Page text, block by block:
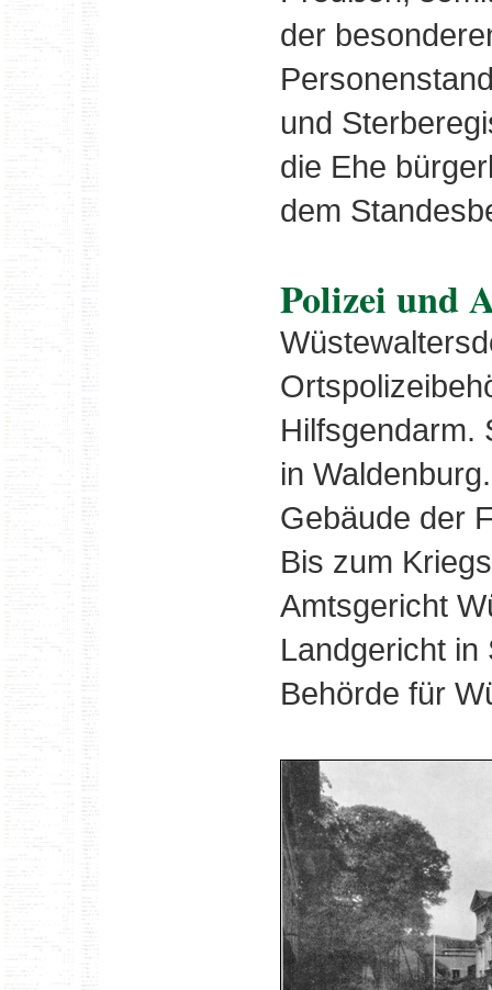
der
und
die Ehe
dem
Polizei und
Hilfsgendarm.
in
Gebäude der
Bis zum
Amtsgericht
Landgericht in
Behörde für